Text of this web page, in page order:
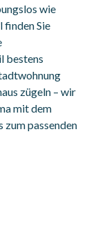
wie
finden Sie
bestens
zügeln – wir
mit dem
passenden